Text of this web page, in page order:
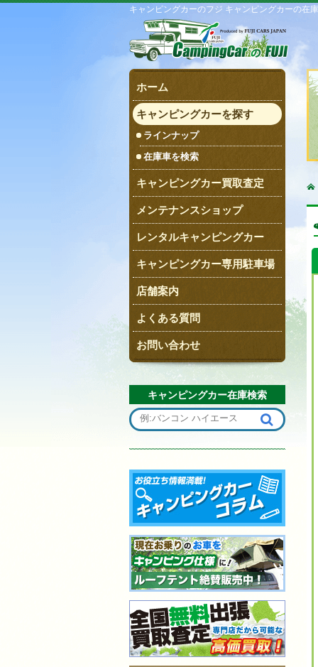
キャンピングカーのフジ キャンピングカーの在
ホーム
キャンピングカーを探す
ラインナップ
在庫車を検索
キャンピングカー買取査定
メンテナンスショップ
レンタルキャンピングカー
キャンピングカー専用駐車場
店舗案内
よくある質問
お問い合わせ
キャンピングカー在庫検索